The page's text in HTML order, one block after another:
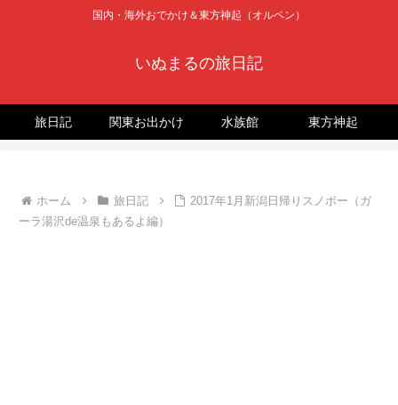
国内・海外おでかけ＆東方神起（オルペン）
いぬまるの旅日記
旅日記 関東お出かけ 水族館 東方神起
ホーム 旅日記
2017年1月新潟日帰りスノボー（ガ
ーラ湯沢de温泉もあるよ編）